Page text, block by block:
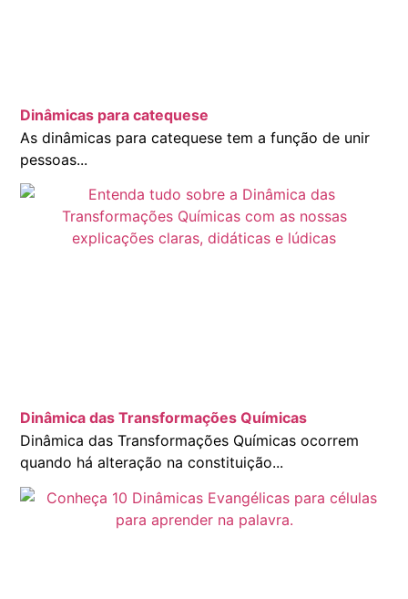
Dinâmicas para catequese
As dinâmicas para catequese tem a função de unir
pessoas...
Dinâmica das Transformações Químicas
Dinâmica das Transformações Químicas ocorrem
quando há alteração na constituição...